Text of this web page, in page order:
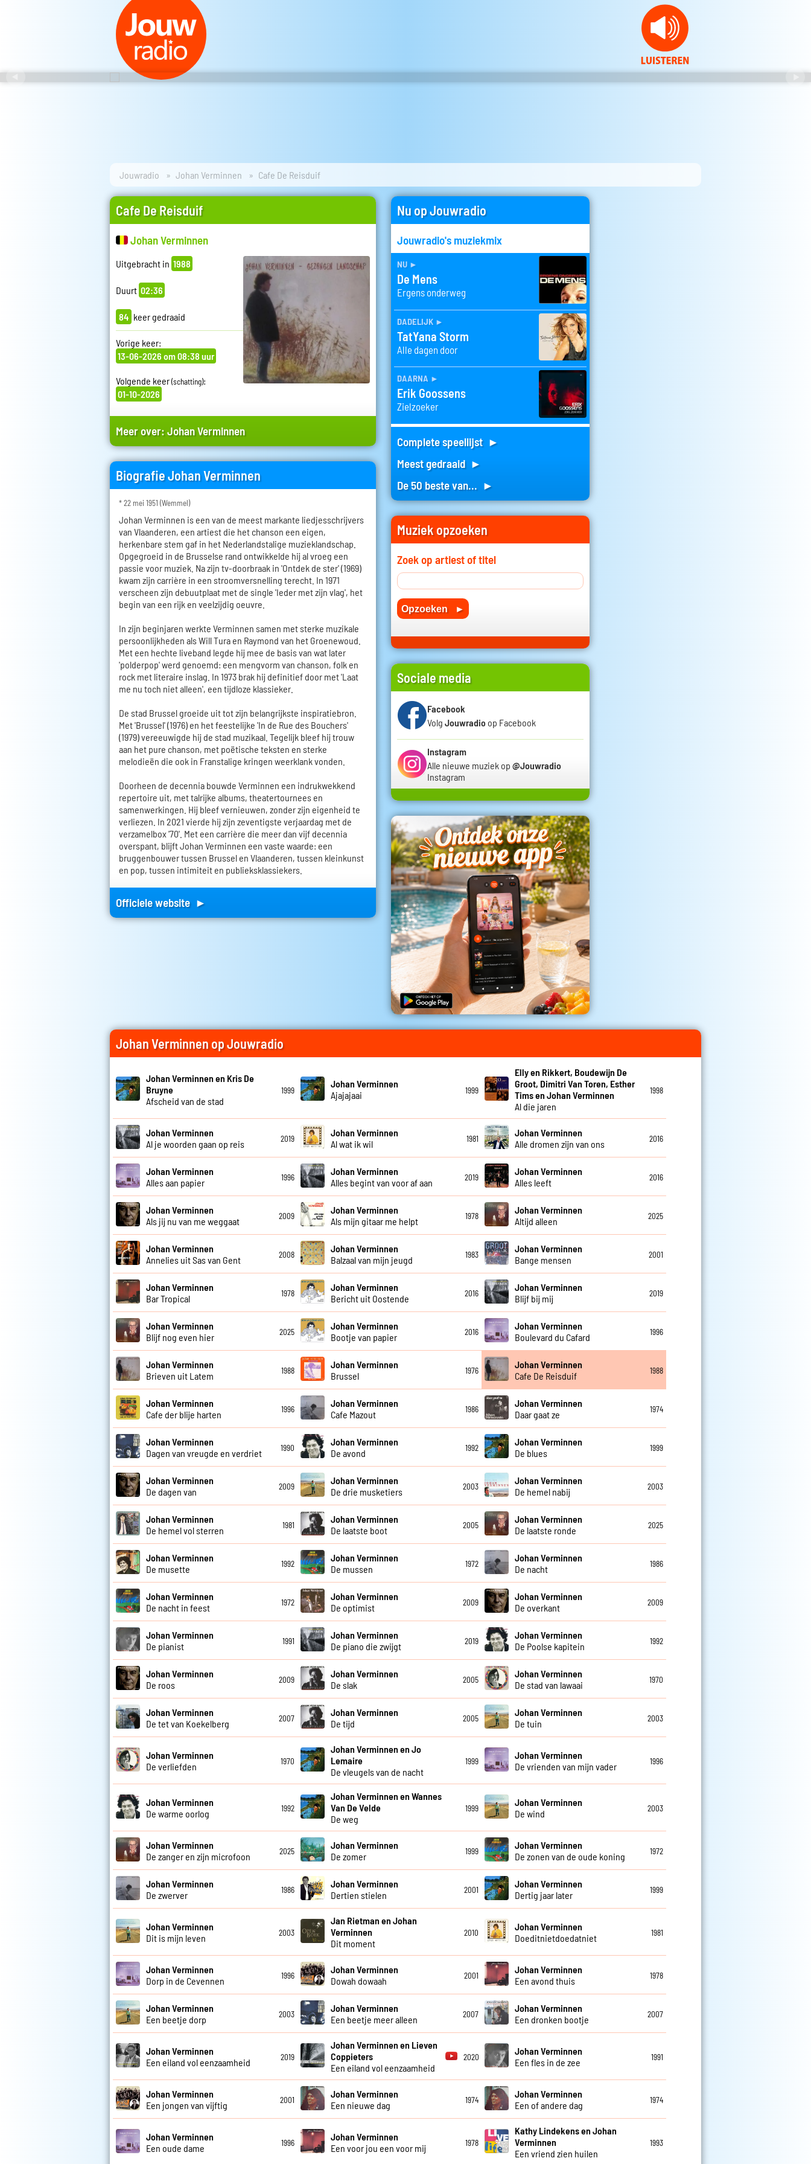
Jouwradio Johan Verminnen Cafe De Reisduif
Cafe De Reisduif
Johan Verminnen
Uitgebracht in 1988
Duurt 02:36
84 keer gedraaid
Vorige keer:
13-06-2026 om 08:38 uur
Volgende keer(schatting):
01-10-2026
Meer over:Johan Verminnen
Biografie Johan Verminnen
* 22 mei 1951 (Wemmel)
Johan Verminnen is een van de meest markante liedjesschrijvers
van Vlaanderen, een artiest die het chanson een eigen,
herkenbare stem gaf in het Nederlandstalige muzieklandschap.
Opgegroeid in de Brusselse rand ontwikkelde hij al vroeg een
passie voor muziek. Na zijn tv-doorbraak in 'Ontdek de ster' (1969)
kwam zijn carrière in een stroomversnelling terecht. In 1971
verscheen zijn debuutplaat met de single 'Ieder met zijn vlag', het
begin van een rijk en veelzijdig oeuvre.
In zijn beginjaren werkte Verminnen samen met sterke muzikale
persoonlijkheden als Will Tura en Raymond van het Groenewoud.
Met een hechte liveband legde hij mee de basis van wat later
'polderpop' werd genoemd: een mengvorm van chanson, folk en
rock met literaire inslag. In 1973 brak hij definitief door met 'Laat
me nu toch niet alleen', een tijdloze klassieker.
De stad Brussel groeide uit tot zijn belangrijkste inspiratiebron.
Met 'Brussel' (1976) en het feestelijke 'In de Rue des Bouchers'
(1979) vereeuwigde hij de stad muzikaal. Tegelijk bleef hij trouw
aan het pure chanson, met poëtische teksten en sterke
melodieën die ook in Franstalige kringen weerklank vonden.
Doorheen de decennia bouwde Verminnen een indrukwekkend
repertoire uit, met talrijke albums, theatertournees en
samenwerkingen. Hij bleef vernieuwen, zonder zijn eigenheid te
verliezen. In 2021 vierde hij zijn zeventigste verjaardag met de
verzamelbox '70'. Met een carrière die meer dan vijf decennia
overspant, blijft Johan Verminnen een vaste waarde: een
bruggenbouwer tussen Brussel en Vlaanderen, tussen kleinkunst
en pop, tussen intimiteit en publieksklassiekers.
Officiele website ►
Nu op Jouwradio
Jouwradio's muziekmix
nu ►
De Mens
Ergens onderweg
dadelijk ►
TatYana Storm
Alle dagen door
daarna ►
Erik Goossens
Zielzoeker
Complete speellijst ►
Meest gedraaid ►
De 50 beste van... ►
Muziek opzoeken
Zoek op artiest of titel
Sociale media
Facebook
Volg Jouwradio op Facebook
Instagram
Alle nieuwe muziek op @Jouwradio
Instagram
Johan Verminnen op Jouwradio
Johan Verminnen en Kris De
Bruyne
Afscheid van de stad
1999
Johan Verminnen
Ajajajaai
1999
Elly en Rikkert, Boudewijn De
Groot, Dimitri Van Toren, Esther
Tims en Johan Verminnen
Al die jaren
1998
Johan Verminnen
Al je woorden gaan op reis
2019
Johan Verminnen
Al wat ik wil
1981
Johan Verminnen
Alle dromen zijn van ons
2016
Johan Verminnen
Alles aan papier
1996
Johan Verminnen
Alles begint van voor af aan
2019
Johan Verminnen
Alles leeft
2016
Johan Verminnen
Als jij nu van me weggaat
2009
Johan Verminnen
Als mijn gitaar me helpt
1978
Johan Verminnen
Altijd alleen
2025
Johan Verminnen
Annelies uit Sas van Gent
2008
Johan Verminnen
Balzaal van mijn jeugd
1983
Johan Verminnen
Bange mensen
2001
Johan Verminnen
Bar Tropical
1978
Johan Verminnen
Bericht uit Oostende
2016
Johan Verminnen
Blijf bij mij
2019
Johan Verminnen
Blijf nog even hier
2025
Johan Verminnen
Bootje van papier
2016
Johan Verminnen
Boulevard du Cafard
1996
Johan Verminnen
Brieven uit Latem
1988
Johan Verminnen
Brussel
1976
Johan Verminnen
Cafe De Reisduif
1988
Johan Verminnen
Cafe der blije harten
1996
Johan Verminnen
Cafe Mazout
1986
Johan Verminnen
Daar gaat ze
1974
Johan Verminnen
Dagen van vreugde en verdriet
1990
Johan Verminnen
De avond
1992
Johan Verminnen
De blues
1999
Johan Verminnen
De dagen van
2009
Johan Verminnen
De drie musketiers
2003
Johan Verminnen
De hemel nabij
2003
Johan Verminnen
De hemel vol sterren
1981
Johan Verminnen
De laatste boot
2005
Johan Verminnen
De laatste ronde
2025
Johan Verminnen
De musette
1992
Johan Verminnen
De mussen
1972
Johan Verminnen
De nacht
1986
Johan Verminnen
De nacht in feest
1972
Johan Verminnen
De optimist
2009
Johan Verminnen
De overkant
2009
Johan Verminnen
De pianist
1991
Johan Verminnen
De piano die zwijgt
2019
Johan Verminnen
De Poolse kapitein
1992
Johan Verminnen
De roos
2009
Johan Verminnen
De slak
2005
Johan Verminnen
De stad van lawaai
1970
Johan Verminnen
De tet van Koekelberg
2007
Johan Verminnen
De tijd
2005
Johan Verminnen
De tuin
2003
Johan Verminnen
De verliefden
1970
Johan Verminnen en Jo
Lemaire
De vleugels van de nacht
1999
Johan Verminnen
De vrienden van mijn vader
1996
Johan Verminnen
De warme oorlog
1992
Johan Verminnen en Wannes
Van De Velde
De weg
1999
Johan Verminnen
De wind
2003
Johan Verminnen
De zanger en zijn microfoon
2025
Johan Verminnen
De zomer
1999
Johan Verminnen
De zonen van de oude koning
1972
Johan Verminnen
De zwerver
1986
Johan Verminnen
Dertien stielen
2001
Johan Verminnen
Dertig jaar later
1999
Johan Verminnen
Dit is mijn leven
2003
Jan Rietman en Johan
Verminnen
Dit moment
2010
Johan Verminnen
Doeditnietdoedatniet
1981
Johan Verminnen
Dorp in de Cevennen
1996
Johan Verminnen
Dowah dowaah
2001
Johan Verminnen
Een avond thuis
1978
Johan Verminnen
Een beetje dorp
2003
Johan Verminnen
Een beetje meer alleen
2007
Johan Verminnen
Een dronken bootje
2007
Johan Verminnen
Een eiland vol eenzaamheid
2019
Johan Verminnen en Lieven
Coppieters
Een eiland vol eenzaamheid
2020
Johan Verminnen
Een fles in de zee
1991
Johan Verminnen
Een jongen van vijftig
2001
Johan Verminnen
Een nieuwe dag
1974
Johan Verminnen
Een of andere dag
1974
Johan Verminnen
Een oude dame
1996
Johan Verminnen
Een voor jou een voor mij
1978
Kathy Lindekens en Johan
Verminnen
Een vriend zien huilen
1993